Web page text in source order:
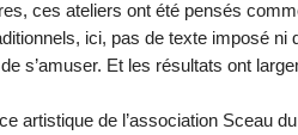
ces ateliers ont été pensés
ici, pas de texte imposé ni
s’amuser. Et les résultats ont
artistique de l’association Sceau